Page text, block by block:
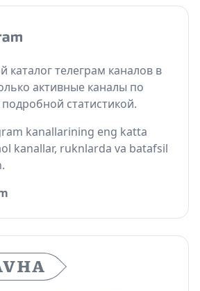
телеграм каналов в
активные каналы по
статистикой.
kanallarining eng katta
kanallar, ruknlarda va batafsil